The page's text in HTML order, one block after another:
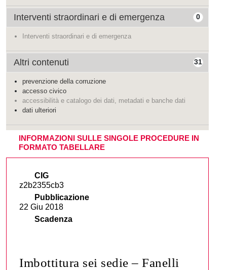
0
Interventi straordinari e di emergenza
Interventi straordinari e di emergenza
31
Altri contenuti
prevenzione della corruzione
accesso civico
accessibilità e catalogo dei dati, metadati e banche dati
dati ulteriori
INFORMAZIONI SULLE SINGOLE PROCEDURE IN
FORMATO TABELLARE
CIG
z2b2355cb3
Pubblicazione
22 Giu 2018
Scadenza
Imbottitura sei sedie – Fanelli